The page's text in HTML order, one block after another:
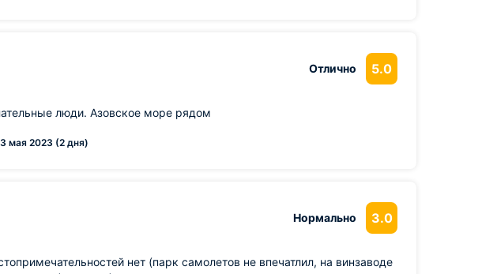
Отлично 5.0
люди. Азовское море рядом
3 мая 2023 (2 дня)
Нормально 3.0
нет (парк самолетов не впечатлил, на винзаводе